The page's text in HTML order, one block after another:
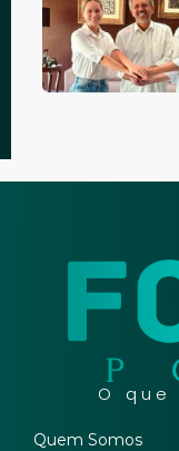
O que
Quem Somos